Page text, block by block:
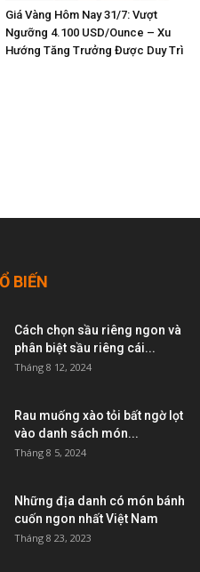
Giá Vàng Hôm Nay 31/7: Vượt
Ngưỡng 4.100 USD/Ounce – Xu
Hướng Tăng Trưởng Được Duy Trì
BIẾN
Cách chọn sầu riêng ngon và
phân biệt sầu riêng cái...
Tháng 8 12, 2024
Rau muống xào tỏi bất ngờ lọt
vào danh sách món...
Tháng 8 5, 2024
Những địa danh có món bánh
cuốn ngon nhất Việt Nam
Tháng 8 23, 2023